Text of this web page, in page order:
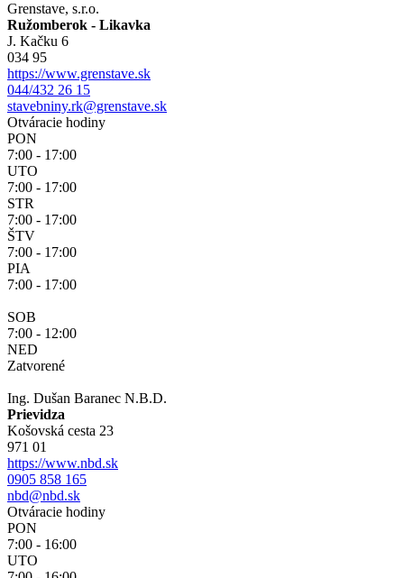
Grenstave, s.r.o.
Ružomberok - Likavka
J. Kačku 6
034 95
https://www.grenstave.sk
044/432 26 15
stavebniny.rk@grenstave.sk
Otváracie hodiny
PON
7:00 - 17:00
UTO
7:00 - 17:00
STR
7:00 - 17:00
ŠTV
7:00 - 17:00
PIA
7:00 - 17:00
SOB
7:00 - 12:00
NED
Zatvorené
Ing. Dušan Baranec N.B.D.
Prievidza
Košovská cesta 23
971 01
https://www.nbd.sk
0905 858 165
nbd@nbd.sk
Otváracie hodiny
PON
7:00 - 16:00
UTO